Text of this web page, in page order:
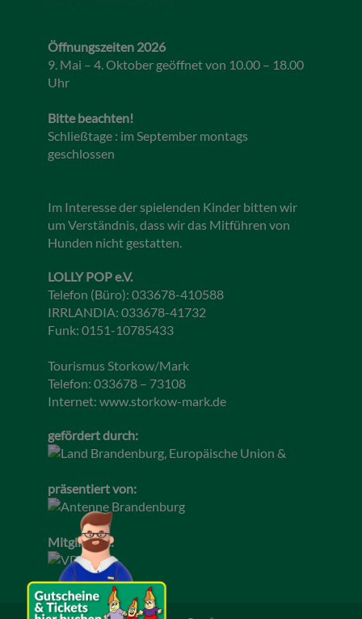
Öffnungszeiten 2026
9. Mai – 4. Oktober geöffnet von 10.00 – 18.00
Uhr
Bitte beachten!
Schließtage : im September montags
geschlossen
Im Interesse der spielenden Kinder bitten wir
um Verständnis, dass wir das Mitführen von
Hunden nicht gestatten.
LOLLY POP e.V.
Telefon (Büro): 033678-410588
IRRLANDIA: 033678-41732
Funk: 0151-10785433
Tourismus Storkow/Mark
Telefon: 033678 – 73108
Internet: www.storkow-mark.de
gefördert durch:
präsentiert von:
Mitglied im: